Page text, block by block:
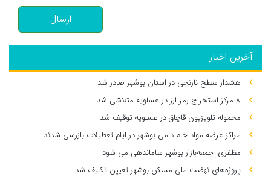
ارسال
آخرین اخبار
هشدار سطح نارنجی در استان بوشهر صادر شد
۸ مرکز استخراج رمز ارز در عسلویه متلاشی شد
محموله تلویزیون قاچاق در عسلویه توقیف شد
مراکز عرضه مواد خام دامی بوشهر در ایام تعطیلات بازرسی شدند
مظفری: جمعه‌بازار بوشهر ساماندهی می‌ شود
پروژه‌های نهضت ملی مسکن بوشهر تعیین تکلیف شد